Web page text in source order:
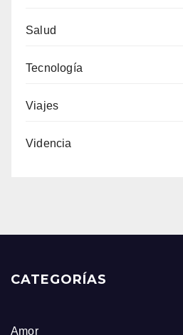
Salud
Tecnología
Viajes
Videncia
CATEGORÍAS
Amor